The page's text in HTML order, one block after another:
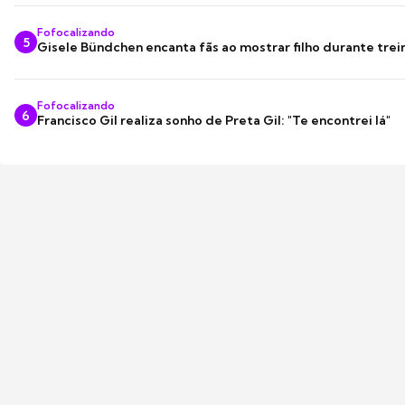
5
Fofocalizando
Gisele Bündchen encanta fãs ao mostrar filho durante
6
Fofocalizando
Francisco Gil realiza sonho de Preta Gil: "Te encontrei lá"